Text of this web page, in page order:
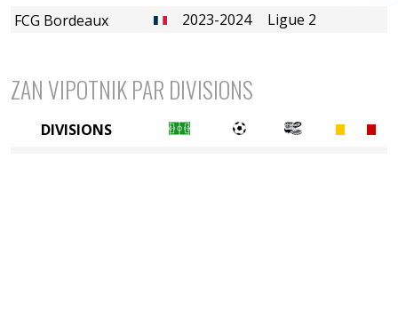
2023-2024
Ligue 2
FCG Bordeaux
ZAN VIPOTNIK PAR DIVISIONS
DIVISIONS